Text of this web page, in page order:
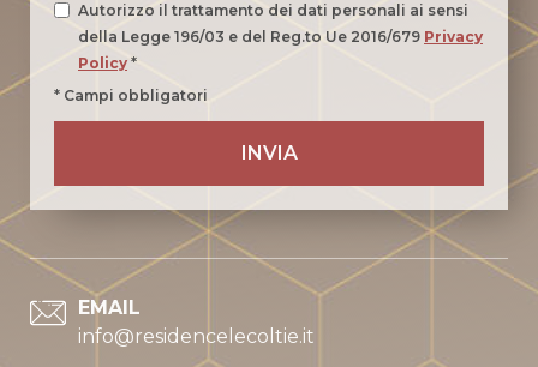
Autorizzo il trattamento dei dati personali ai sensi
della Legge 196/03 e del Reg.to Ue 2016/679 Privacy
Policy *
* Campi obbligatori
EMAIL
info@residencelecoltie.it